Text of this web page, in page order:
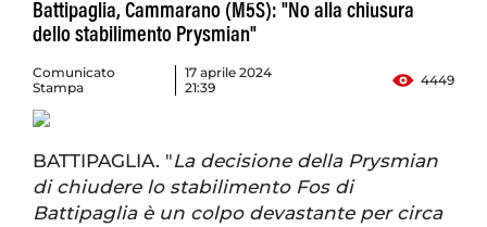
Battipaglia, Cammarano (M5S): "No alla chiusura
dello stabilimento Prysmian"
Comunicato
Stampa
17 aprile 2024
21:39
4449
BATTIPAGLIA. "La decisione della Prysmian
di chiudere lo stabilimento Fos di
Battipaglia è un colpo devastante per circa